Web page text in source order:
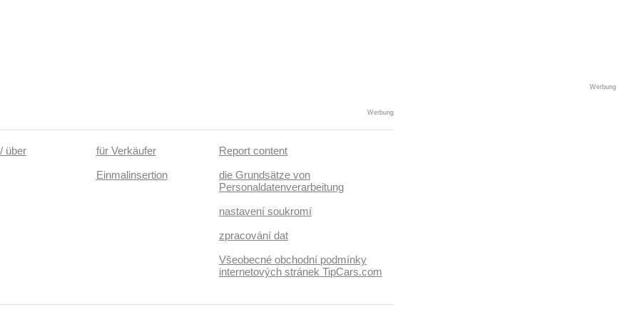
Werbung
Werbung
über
für Verkäufer
Einmalinsertion
Report content
die Grundsätze von
Personaldatenverarbeitung
nastavení soukromí
zpracování dat
Všeobecné obchodní podmínky
internetových stránek TipCars.com